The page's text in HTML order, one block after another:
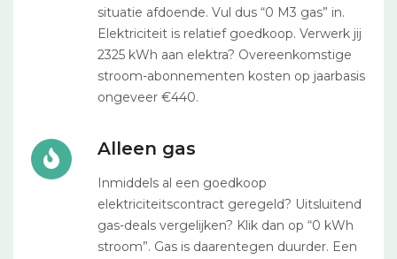
situatie afdoende. Vul dus “0 M3 gas” in.
Elektriciteit is relatief goedkoop. Verwerk jij
2325 kWh aan elektra? Overeenkomstige
stroom-abonnementen kosten op jaarbasis
ongeveer €440.
Alleen gas
Inmiddels al een goedkoop
elektriciteitscontract geregeld? Uitsluitend
gas-deals vergelijken? Klik dan op “0 kWh
stroom”. Gas is daarentegen duurder. Een